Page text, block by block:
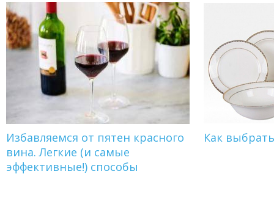
Избавляемся от пятен красного
вина. Легкие (и самые
эффективные!) способы
Как